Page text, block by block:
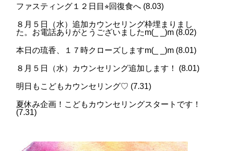
ファスティング１２日目⭐︎回復食へ (8.03)
８月５日（水）追加カウンセリング枠埋まりまし
た。お電話ありがとうございましたm(_ _)m (8.02)
本日の琉香、１７時クローズしますm(_ _)m (8.01)
８月５日（水）カウンセリング追加します！ (8.01)
明日もこどもカウンセリング♡ (7.31)
夏休み企画！こどもカウンセリングスタートです！
(7.31)